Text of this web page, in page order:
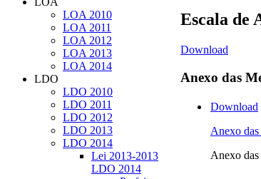
Escala de
Download
Anexo das
Download
Anexo
Anexo
LOA 2010
LOA 2011
LOA 2012
LOA 2013
LOA 2014
LDO
LDO 2010
LDO 2011
LDO 2012
LDO 2013
LDO 2014
Lei 2013-2013
LDO 2014